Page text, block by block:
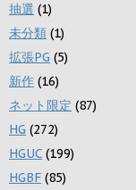
抽選 (1)
未分類 (1)
拡張PG (5)
新作 (16)
ネット限定 (87)
HG (272)
HGUC (199)
HGBF (85)